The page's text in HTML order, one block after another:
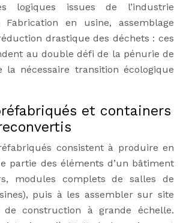
logiques issues de l’industrie
Fabrication en usine, assemblage
drastique des déchets : ces
au double défi de la pénurie de
la nécessaire transition écologique
et containers
consistent à produire en
partie des éléments d’un bâtiment
modules complets de salles de
puis à les assembler sur site
construction à grande échelle.